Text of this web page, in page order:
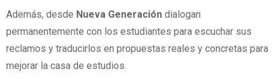
Además, desde Nueva Generación dialogan
permanentemente con los estudiantes para escuchar sus
reclamos y traducirlos en propuestas reales y concretas para
mejorar la casa de estudios.